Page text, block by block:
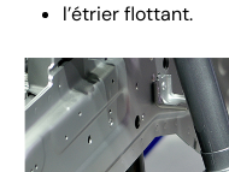
l’étrier flottant.